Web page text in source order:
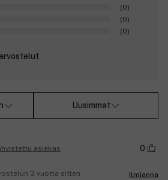
(0)
(0)
(0)
Uusimmat
asiakas 0
3 vuotta sitten Ilmianna